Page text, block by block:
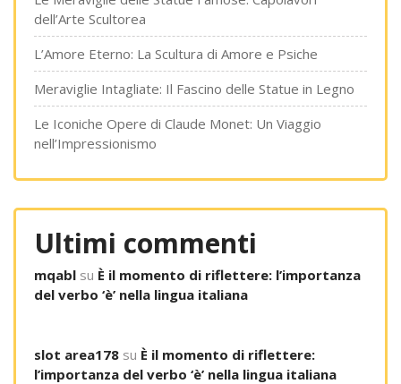
dell’Arte Scultorea
L’Amore Eterno: La Scultura di Amore e Psiche
Meraviglie Intagliate: Il Fascino delle Statue in Legno
Le Iconiche Opere di Claude Monet: Un Viaggio
nell’Impressionismo
Ultimi commenti
mqabl su È il momento di riflettere: l’importanza
del verbo ‘è’ nella lingua italiana
slot area178 su È il momento di riflettere:
l’importanza del verbo ‘è’ nella lingua italiana